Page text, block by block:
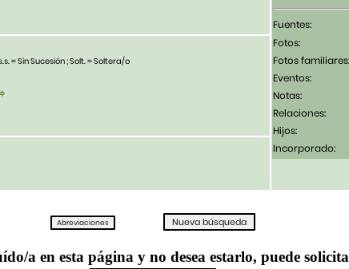
Fuentes:
Fotos:
Fotos familiares:
Eventos:
Notas:
Relaciones:
Hijos:
Incorporado:
= Sin Sucesión ; Solt. = Soltera/o
a en esta página y no desea estarlo, puede